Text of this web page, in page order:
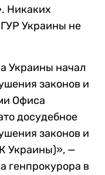
Никаких
Украины не
Украины начал
законов и
Офиса
досудебное
законов и
Украины)», —
генпрокурора в